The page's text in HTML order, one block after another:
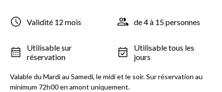
Validité 12 mois de 4 à 15 personnes
Utilisable sur
réservation
Utilisable tous les
jours
Valable du Mardi au Samedi, le midi et le soir. Sur réservation au
minimum 72h00 en amont uniquement.